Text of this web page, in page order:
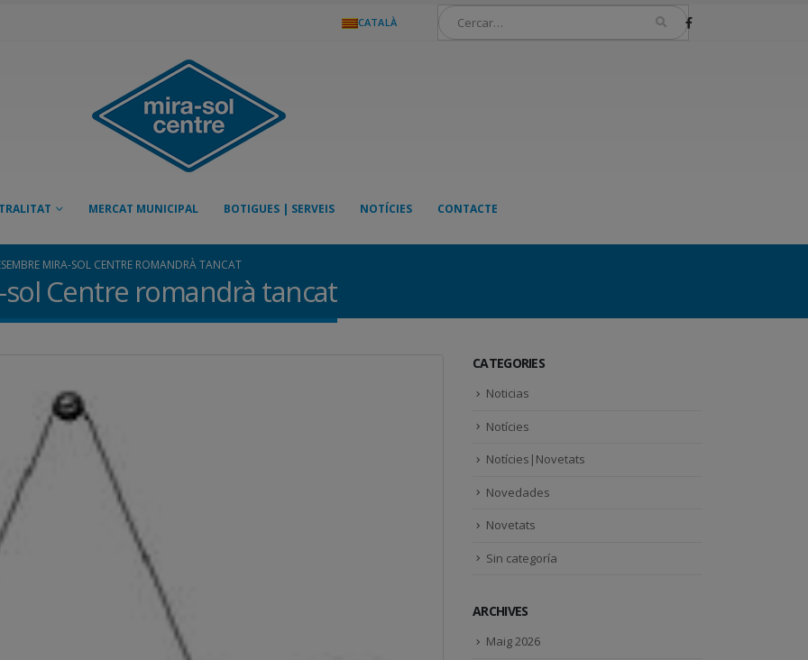
CATALÀ
MERCAT MUNICIPAL BOTIGUES | SERVEIS NOTÍCIES CONTACTE
MIRA-SOL CENTRE ROMANDRÀ TANCAT
Centre romandrà tancat
CATEGORIES
Noticias
Notícies
Notícies|Novetats
Novedades
Novetats
Sin categoría
ARCHIVES
Maig 2026